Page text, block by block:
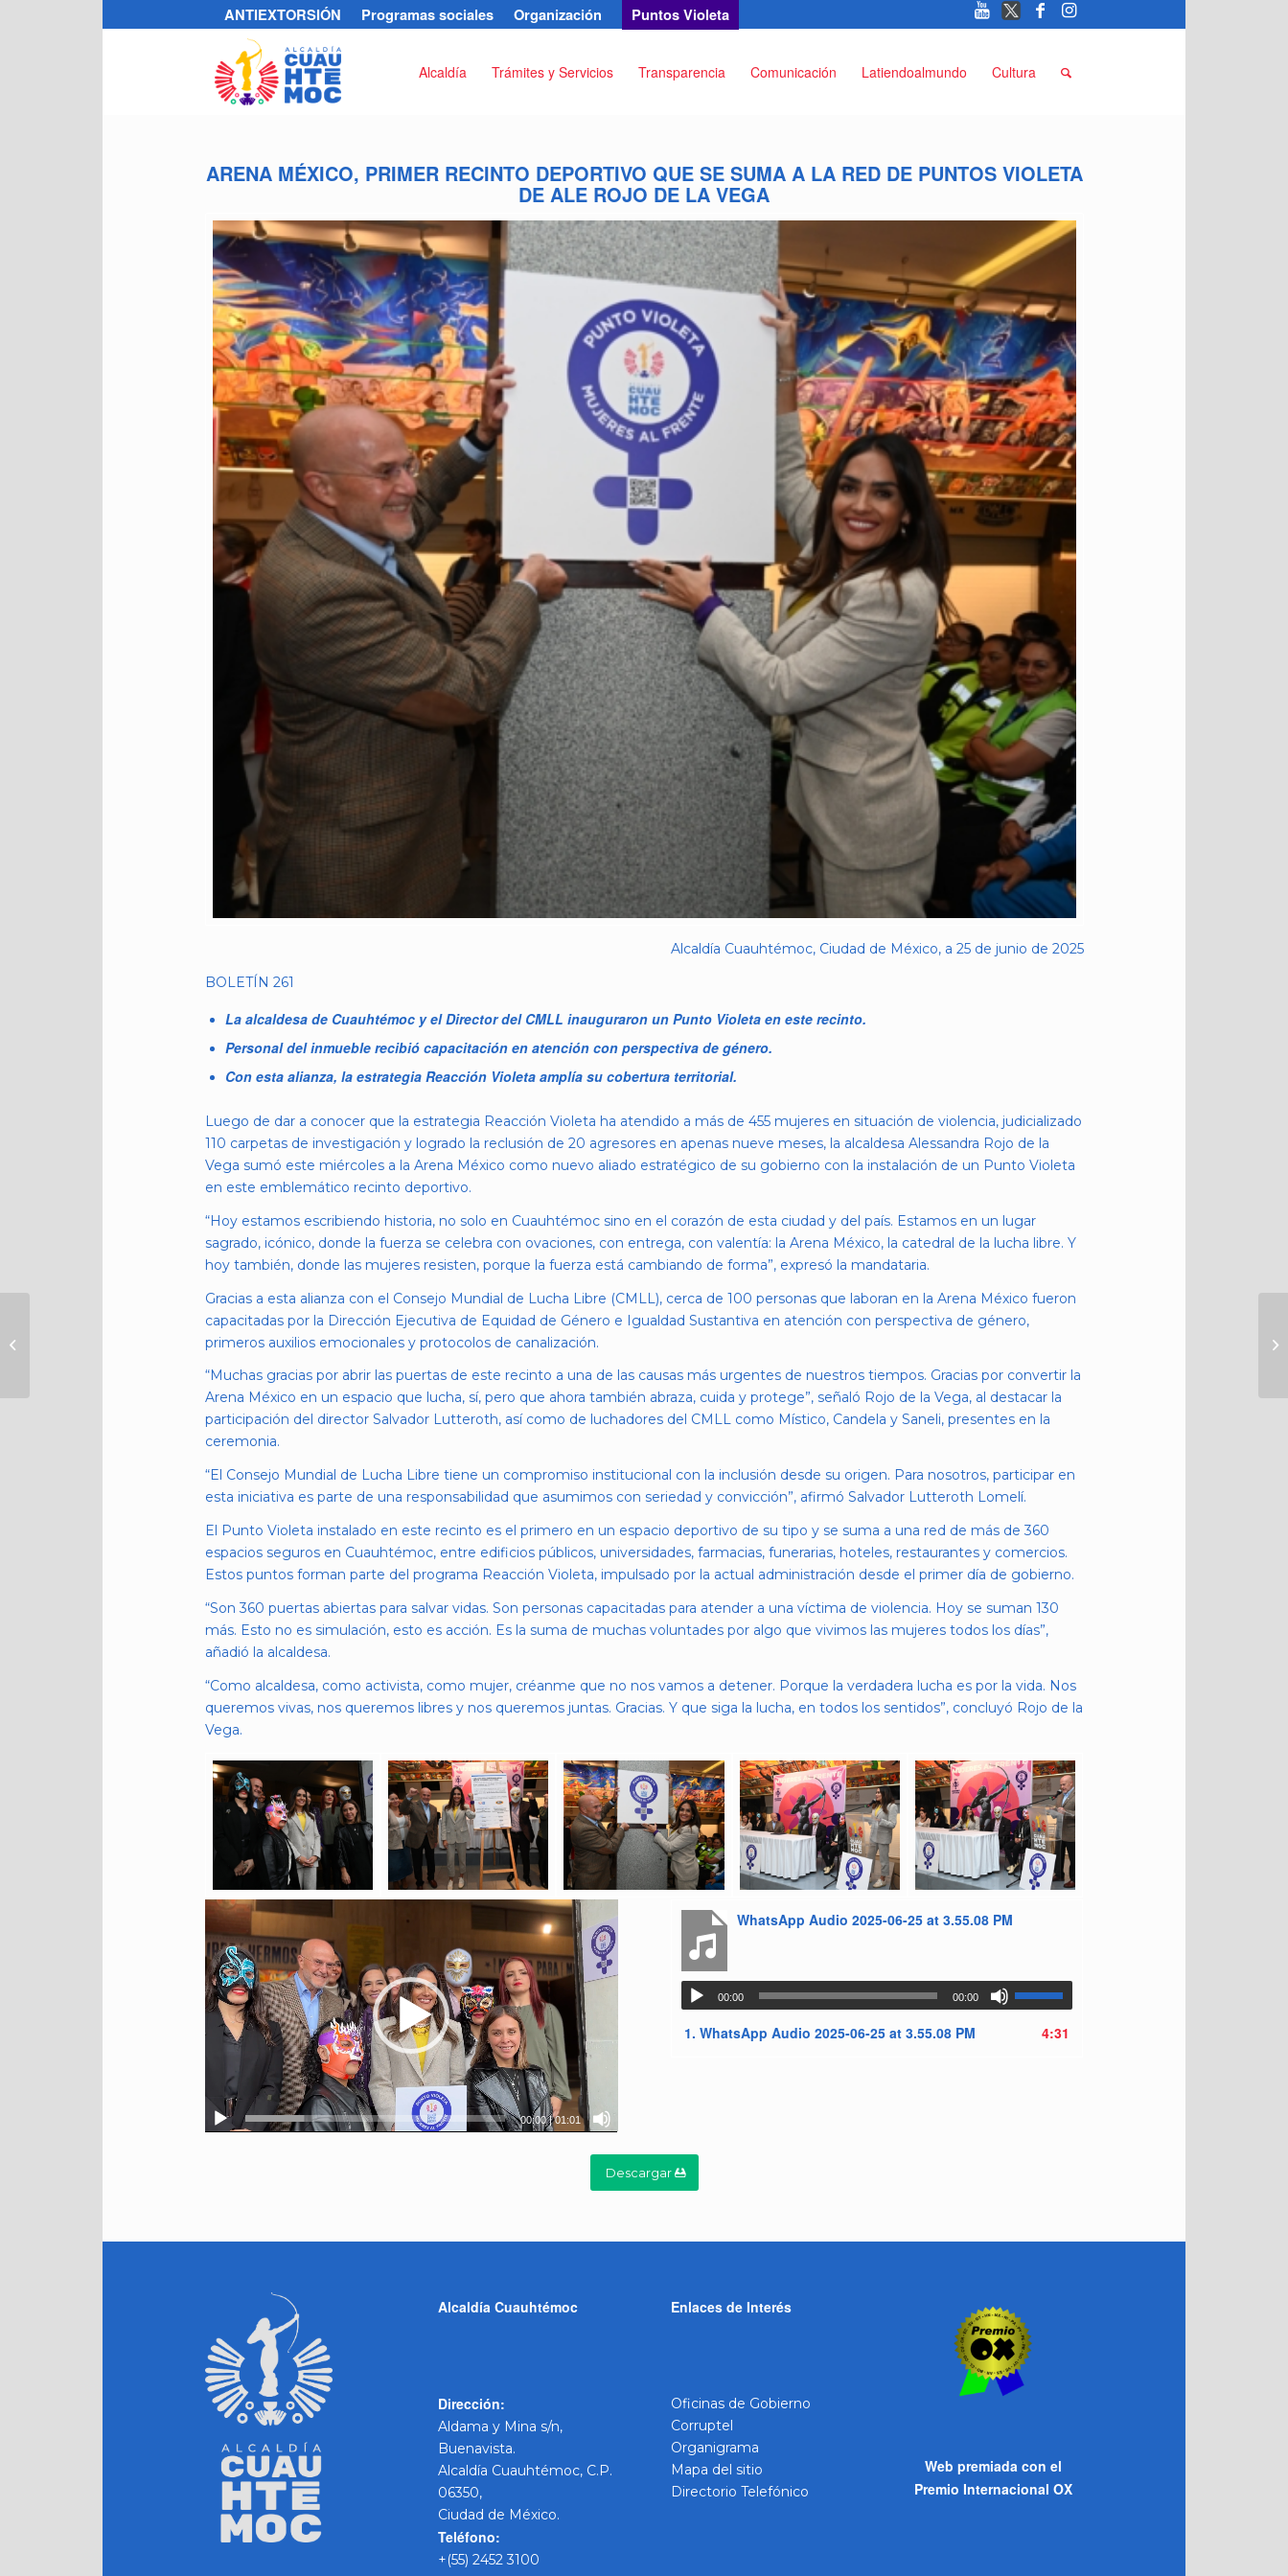
ANTIEXTORSIÓN Programas sociales Organización Puntos Violeta
Alcaldía Trámites y Servicios Transparencia Comunicación Latiendoalmundo Cultura
ARENA MÉXICO, PRIMER RECINTO DEPORTIVO QUE SE SUMA A LA RED DE PUNTOS VIOLETA
DE ALE ROJO DE LA VEGA
Alcaldía Cuauhtémoc, Ciudad de México, a 25 de junio de 2025
BOLETÍN 261
La alcaldesa de Cuauhtémoc y el Director del CMLL inauguraron un Punto Violeta en este recinto.
Personal del inmueble recibió capacitación en atención con perspectiva de género.
Con esta alianza, la estrategia Reacción Violeta amplía su cobertura territorial.
Luego de dar a conocer que la estrategia Reacción Violeta ha atendido a más de 455 mujeres en situación de violencia, judicializado
110 carpetas de investigación y logrado la reclusión de 20 agresores en apenas nueve meses, la alcaldesa Alessandra Rojo de la
Vega sumó este miércoles a la Arena México como nuevo aliado estratégico de su gobierno con la instalación de un Punto Violeta
en este emblemático recinto deportivo.
“Hoy estamos escribiendo historia, no solo en Cuauhtémoc sino en el corazón de esta ciudad y del país. Estamos en un lugar
sagrado, icónico, donde la fuerza se celebra con ovaciones, con entrega, con valentía: la Arena México, la catedral de la lucha libre. Y
hoy también, donde las mujeres resisten, porque la fuerza está cambiando de forma”, expresó la mandataria.
Gracias a esta alianza con el Consejo Mundial de Lucha Libre (CMLL), cerca de 100 personas que laboran en la Arena México fueron
capacitadas por la Dirección Ejecutiva de Equidad de Género e Igualdad Sustantiva en atención con perspectiva de género,
primeros auxilios emocionales y protocolos de canalización.
“Muchas gracias por abrir las puertas de este recinto a una de las causas más urgentes de nuestros tiempos. Gracias por convertir la
Arena México en un espacio que lucha, sí, pero que ahora también abraza, cuida y protege”, señaló Rojo de la Vega, al destacar la
participación del director Salvador Lutteroth, así como de luchadores del CMLL como Místico, Candela y Saneli, presentes en la
ceremonia.
“El Consejo Mundial de Lucha Libre tiene un compromiso institucional con la inclusión desde su origen. Para nosotros, participar en
esta iniciativa es parte de una responsabilidad que asumimos con seriedad y convicción”, afirmó Salvador Lutteroth Lomelí.
El Punto Violeta instalado en este recinto es el primero en un espacio deportivo de su tipo y se suma a una red de más de 360
espacios seguros en Cuauhtémoc, entre edificios públicos, universidades, farmacias, funerarias, hoteles, restaurantes y comercios.
Estos puntos forman parte del programa Reacción Violeta, impulsado por la actual administración desde el primer día de gobierno.
“Son 360 puertas abiertas para salvar vidas. Son personas capacitadas para atender a una víctima de violencia. Hoy se suman 130
más. Esto no es simulación, esto es acción. Es la suma de muchas voluntades por algo que vivimos las mujeres todos los días”,
añadió la alcaldesa.
“Como alcaldesa, como activista, como mujer, créanme que no nos vamos a detener. Porque la verdadera lucha es por la vida. Nos
queremos vivas, nos queremos libres y nos queremos juntas. Gracias. Y que siga la lucha, en todos los sentidos”, concluyó Rojo de la
Vega.
00:00|01:01
WhatsApp Audio 2025-06-25 at 3.55.08 PM
00:00 00:00
1. WhatsApp Audio 2025-06-25 at 3.55.08 PM 4:31
Descargar
Alcaldía Cuauhtémoc
Dirección:
Aldama y Mina s/n,
Buenavista.
Alcaldía Cuauhtémoc, C.P.
06350,
Ciudad de México.
Teléfono:
+(55) 2452 3100
Enlaces de Interés
Oficinas de Gobierno
Corruptel
Organigrama
Mapa del sitio
Directorio Telefónico
Web premiada con el
Premio Internacional OX